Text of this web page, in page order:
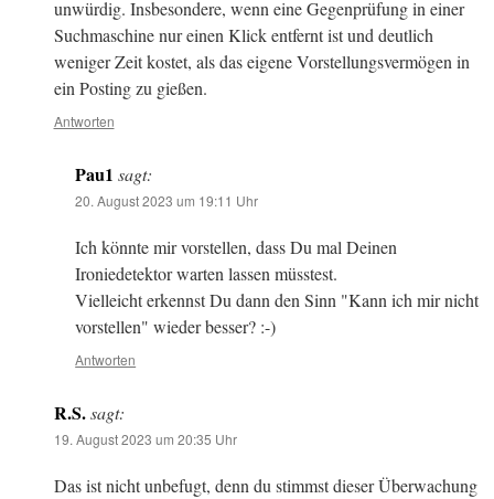
unwürdig. Insbesondere, wenn eine Gegenprüfung in einer
Suchmaschine nur einen Klick entfernt ist und deutlich
weniger Zeit kostet, als das eigene Vorstellungsvermögen in
ein Posting zu gießen.
Antworten
Pau1 sagt:
20. August 2023 um 19:11 Uhr
Ich könnte mir vorstellen, dass Du mal Deinen
Ironiedetektor warten lassen müsstest.
Vielleicht erkennst Du dann den Sinn "Kann ich mir nicht
vorstellen" wieder besser? :-)
Antworten
R.S. sagt:
19. August 2023 um 20:35 Uhr
Das ist nicht unbefugt, denn du stimmst dieser Überwachung